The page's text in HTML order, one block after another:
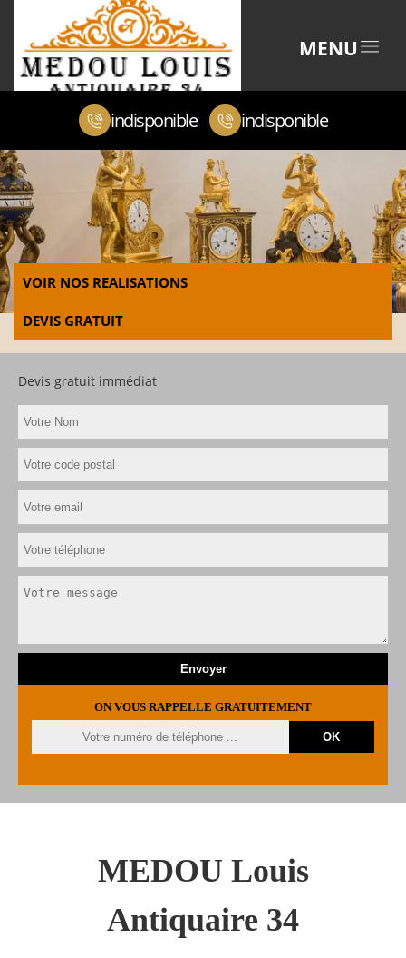
MENU
indisponible indisponible
VOIR NOS REALISATIONS
DEVIS GRATUIT
Devis gratuit immédiat
ON VOUS RAPPELLE GRATUITEMENT
MEDOU Louis
Antiquaire 34